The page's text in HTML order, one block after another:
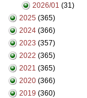
2026/01 (31)
2025 (365)
2024 (366)
2023 (357)
2022 (365)
2021 (365)
2020 (366)
2019 (360)